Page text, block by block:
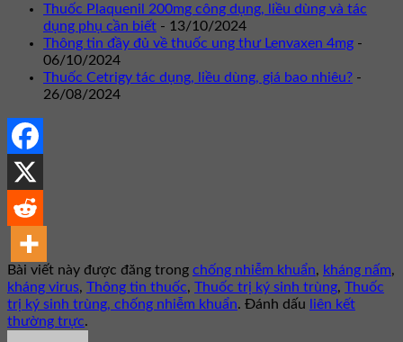
Thuốc Plaquenil 200mg công dụng, liều dùng và tác
dụng phụ cần biết - 13/10/2024
Thông tin đầy đủ về thuốc ung thư Lenvaxen 4mg -
06/10/2024
Thuốc Cetrigy tác dụng, liều dùng, giá bao nhiêu? -
26/08/2024
Bài viết này được đăng trong chống nhiễm khuẩn, kháng nấm,
kháng virus, Thông tin thuốc, Thuốc trị ký sinh trùng, Thuốc
trị ký sinh trùng, chống nhiễm khuẩn. Đánh dấu
liên kết
thường trực.